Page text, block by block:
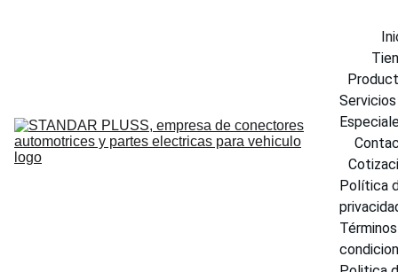
Servicios
Política